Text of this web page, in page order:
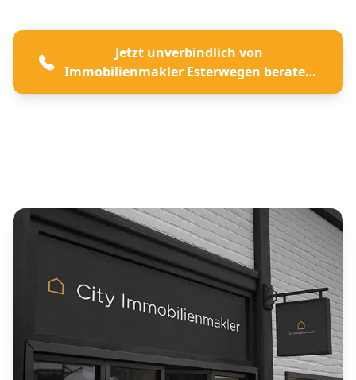
Jetzt unverbindlich von
Immobilienmakler Esterwegen beraten
lassen